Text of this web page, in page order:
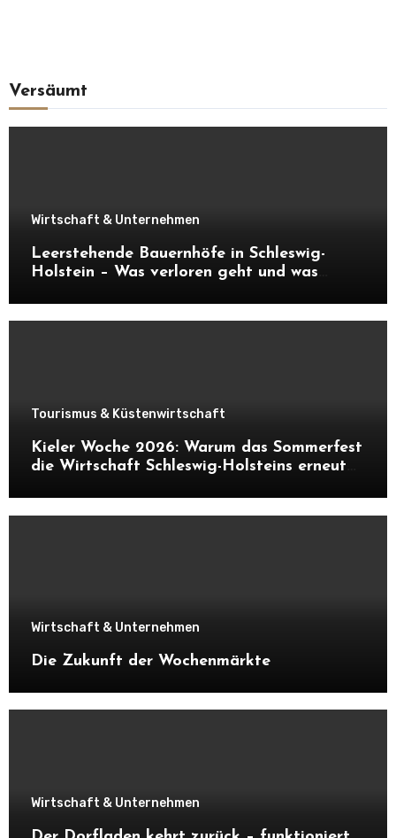
Versäumt
Wirtschaft & Unternehmen
Leerstehende Bauernhöfe in Schleswig-
Holstein – Was verloren geht und was
Tourismus & Küstenwirtschaft
Kieler Woche 2026: Warum das Sommerfest
die Wirtschaft Schleswig-Holsteins erneut
Wirtschaft & Unternehmen
Die Zukunft der Wochenmärkte
Wirtschaft & Unternehmen